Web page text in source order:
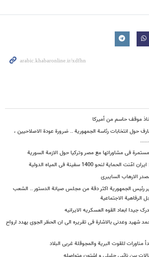
موقف حاسم من أمیرکا
حول انتخابات رئاسة الجمهوریة .. ضرورة عودة الاصلاحیین ،
مستمرة فی مشاوراتها مع مصر وترکیا حول الازمة السوریة
لنحو 1400 سفینة فی المیاه الدولیة
الارهاب السایبری
رئیس الجمهوریة اکثر دقة من مجلس صیانة الدستور .. الشعب
الرفاهیة الاجتماعیة
جیدا ابعاد القوه العسکریه الایرانیه
شهید وعدنی بالاشارة فی تقریره الى ان الحظر الجوی یهدد ارواح
مناورات للقوت البریة والمجوقلة غربی البلاد